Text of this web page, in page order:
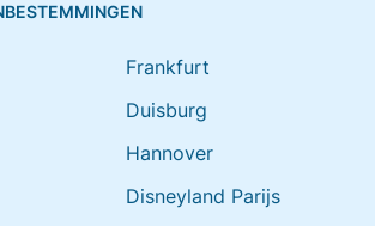
Frankfurt
Duisburg
Hannover
Disneyland Parijs